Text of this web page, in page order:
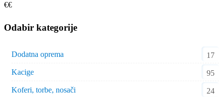
€€
Odabir kategorije
Dodatna oprema
17
Kacige
95
Koferi, torbe, nosači
24